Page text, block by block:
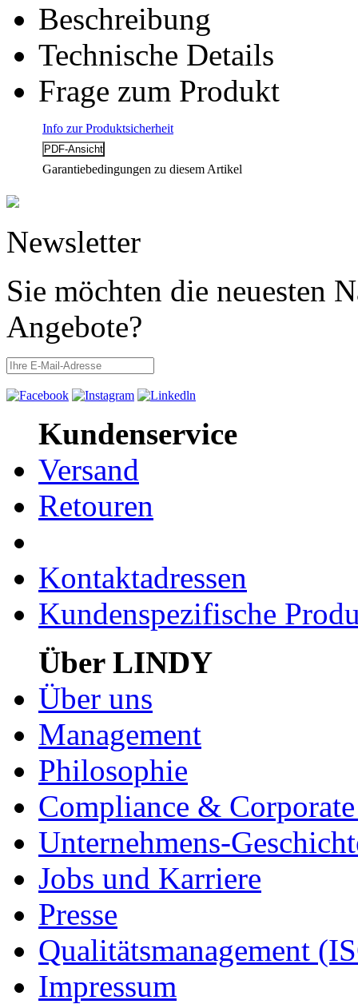
Beschreibung
Technische Details
Frage zum Produkt
Info zur Produktsicherheit
Garantiebedingungen zu diesem Artikel
Newsletter
Sie möchten die neuesten
Angebote?
Kundenservice
Versand
Retouren
Kontaktadressen
Kundenspezifische
Über LINDY
Über uns
Management
Philosophie
Compliance &
Unternehmens-
Jobs und Karriere
Presse
Qualitätsmanagement
Impressum